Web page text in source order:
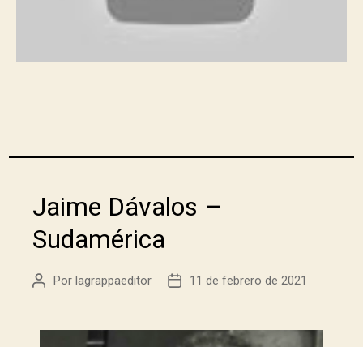
Jaime Dávalos –
Sudamérica
Por lagrappaeditor 11 de febrero de 2021